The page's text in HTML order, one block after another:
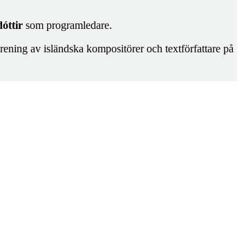
som programledare.
av isländska kompositörer och textförfattare på